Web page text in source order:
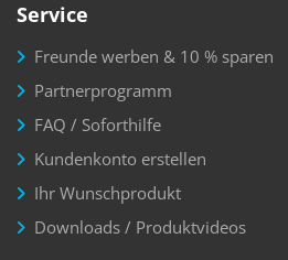
Service
Freunde werben & 10 % sparen
Partnerprogramm
FAQ / Soforthilfe
Kundenkonto erstellen
Ihr Wunschprodukt
Downloads / Produktvideos